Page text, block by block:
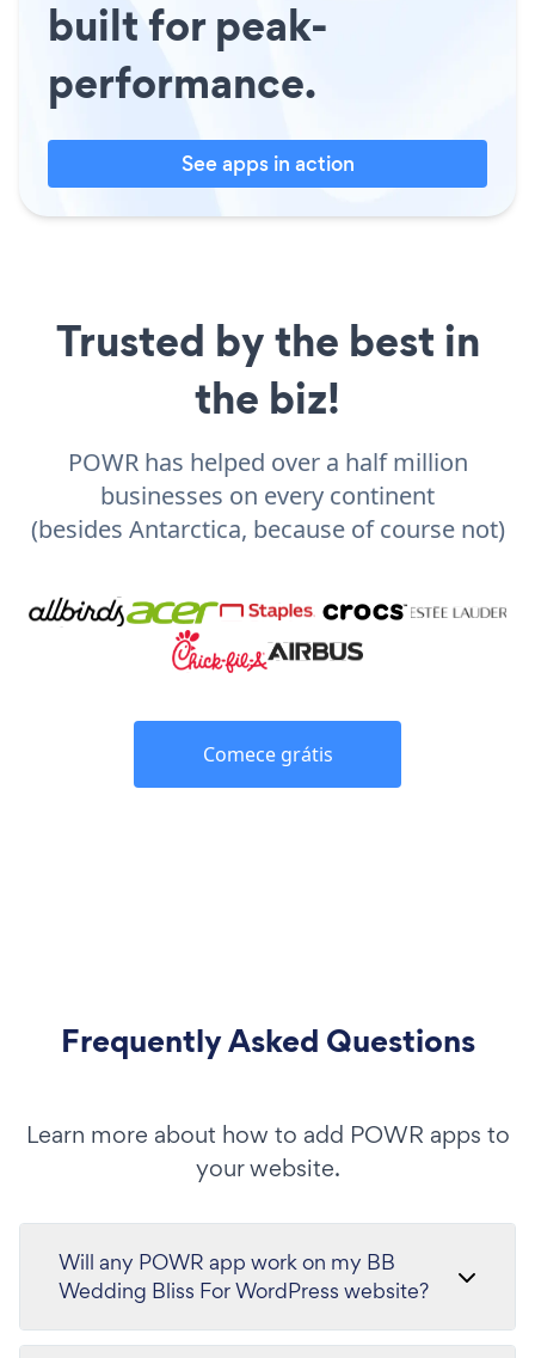
built for peak-
performance.
See apps in action
Trusted by the best in
the biz!
POWR has helped over a half million
businesses on every continent
(besides Antarctica, because of course not)
Comece grátis
Frequently Asked Questions
Learn more about how to add POWR apps to
your website.
Will any POWR app work on my BB
Wedding Bliss For WordPress website?